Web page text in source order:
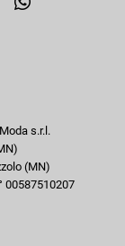
s.r.l.
(MN)
00587510207